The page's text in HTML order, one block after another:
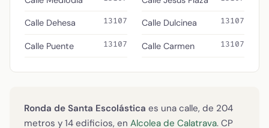
Calle Dehesa 13107
Calle Puente 13107
Calle Dulcinea 13107
Calle Carmen 13107
Ronda de Santa Escolástica es una calle, de 204
metros y 14 edificios, en Alcolea de Calatrava. CP